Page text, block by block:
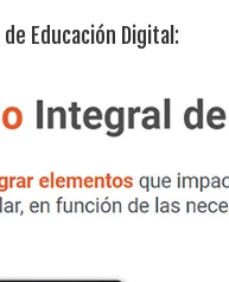
Educación Digital: